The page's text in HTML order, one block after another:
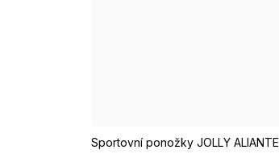
Sportovní ponožky JOLLY ALIANTE